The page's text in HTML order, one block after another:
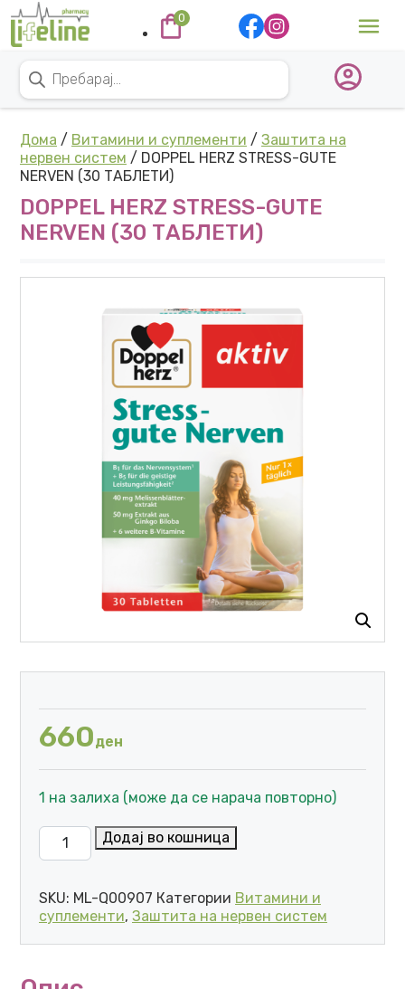
Skip to content
Main Navigation
0
Дома / Витамини и суплементи / Заштита на
нервен систем / DOPPEL HERZ STRESS-GUTE
NERVEN (30 ТАБЛЕТИ)
DOPPEL HERZ STRESS-GUTE
NERVEN (30 ТАБЛЕТИ)
660ден
1 на залиха (може да се нарача повторно)
DOPPEL HERZ STRESS-GUTE NERVEN (30 ТАБЛЕТИ)
Додај во кошница
SKU: ML-Q00907 Категории Витамини и
суплементи, Заштита на нервен систем